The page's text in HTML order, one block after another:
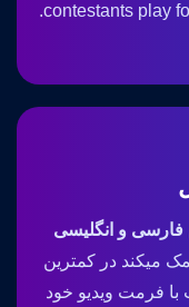
contestants play
فارسی و انگلیسی
میکند در کمترین
فرمت ویدیو خود